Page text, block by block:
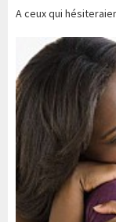
A ceux qui